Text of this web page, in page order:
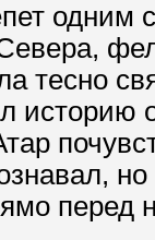
одним
тесно
историю
но
перед